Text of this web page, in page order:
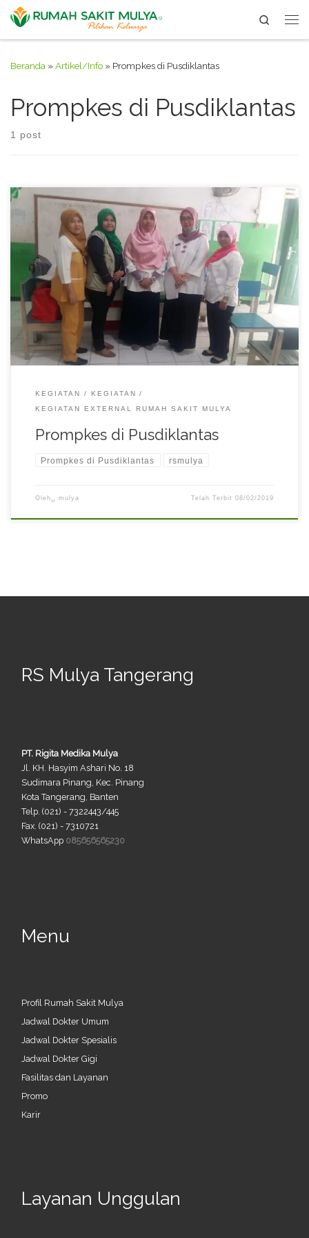
Skip to content
Search
Beranda »Artikel/Info » Prompkes di Pusdiklantas
Prompkes di Pusdiklantas
1 post
KEGIATAN
KEGIATAN
KEGIATAN EXTERNAL RUMAH SAKIT MULYA
Prompkes di Pusdiklantas
Prompkes di Pusdiklantas rsmulya
Oleh␣ mulya Telah Terbit08/02/2019
RS Mulya Tangerang
PT. Rigita Medika Mulya
Jl. KH. Hasyim Ashari No. 18
Sudimara Pinang, Kec. Pinang
Kota Tangerang, Banten
Telp. (021) - 7322443/445
Fax. (021) - 7310721
WhatsApp 085656565230
Menu
Profil Rumah Sakit Mulya
Jadwal Dokter Umum
Jadwal Dokter Spesialis
Jadwal Dokter Gigi
Fasilitas dan Layanan
Promo
Karir
Layanan Unggulan